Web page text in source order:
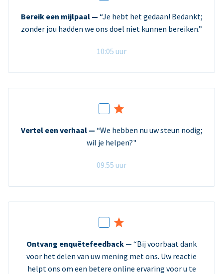
Bereik een mijlpaal — “Je hebt het gedaan! Bedankt;
zonder jou hadden we ons doel niet kunnen bereiken.”
10:05 uur
Vertel een verhaal — “We hebben nu uw steun nodig;
wil je helpen?"
09.55 uur
Ontvang enquêtefeedback — “Bij voorbaat dank
voor het delen van uw mening met ons. Uw reactie
helpt ons om een betere online ervaring voor u te